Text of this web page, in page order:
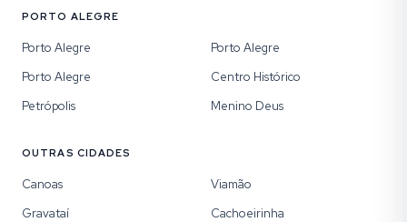
PORTO ALEGRE
Porto Alegre
Porto Alegre
Porto Alegre
Centro Histórico
Petrópolis
Menino Deus
OUTRAS CIDADES
Canoas
Viamão
Gravataí
Cachoeirinha